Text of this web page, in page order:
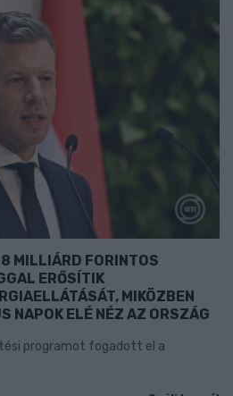
MILLIÁRD FORINTOS
ERŐSÍTIK
MIKÖZBEN
NAPOK ELÉ NÉZ AZ ORSZÁG
programot fogadott el a